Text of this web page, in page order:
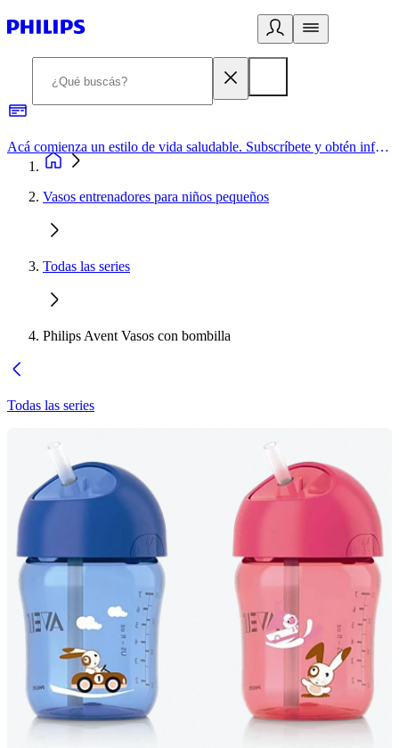
Acá comienza un estilo de vida saludable. Subscríbete y obtén información de primera mano
Vasos entrenadores para niños pequeños
Todas las series
Philips Avent Vasos con bombilla
Todas las series